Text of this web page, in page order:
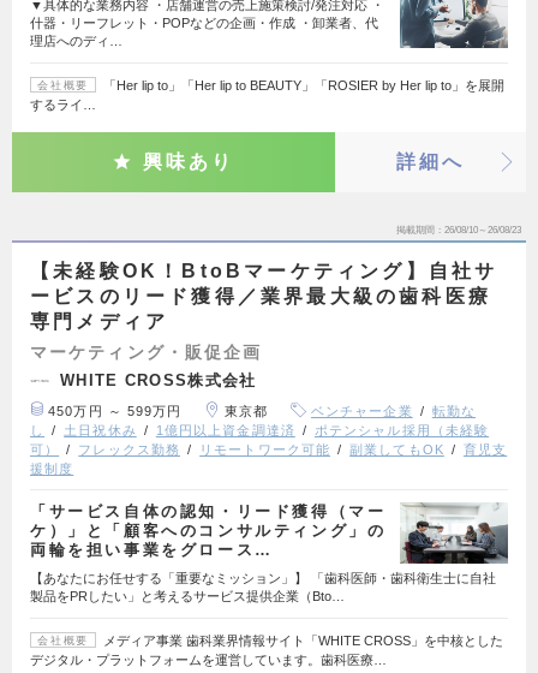
▼具体的な業務内容 ・店舗運営の売上施策検討/発注対応 ・
什器・リーフレット・POPなどの企画・作成 ・卸業者、代
理店へのディ…
会社概要
「Her lip to」「Her lip to BEAUTY」「ROSIER by Her lip to」を展開
するライ…
興味あり 詳細へ
掲載期間 26/08/10～26/08/23
【未経験OK！BtoBマーケティング】自社サ
ービスのリード獲得／業界最大級の歯科医療
専門メディア
マーケティング・販促企画
WHITE CROSS株式会社
450万円 ～ 599万円 東京都 ベンチャー企業
転勤な
し
土日祝休み 1億円以上資金調達済
ポテンシャル採用（未経験
可）
フレックス勤務 リモートワーク可能 副業してもOK
育児支
援制度
「サービス自体の認知・リード獲得（マー
ケ）」と「顧客へのコンサルティング」の
両輪を担い事業をグロース…
【あなたにお任せする「重要なミッション」】 「歯科医師・歯科衛生士に自社
製品をPRしたい」と考えるサービス提供企業（Bto…
会社概要
メディア事業 歯科業界情報サイト「WHITE CROSS」を中核とした
デジタル・プラットフォームを運営しています。歯科医療…